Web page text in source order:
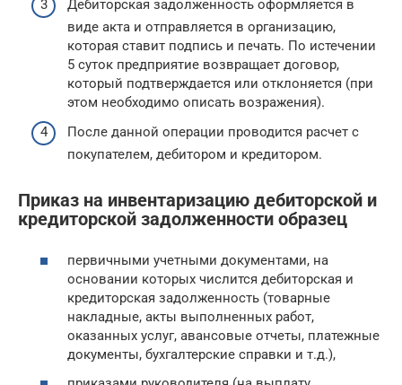
Дебиторская задолженность оформляется в
виде акта и отправляется в организацию,
которая ставит подпись и печать. По истечении
5 суток предприятие возвращает договор,
который подтверждается или отклоняется (при
этом необходимо описать возражения).
После данной операции проводится расчет с
покупателем, дебитором и кредитором.
Приказ на инвентаризацию дебиторской и
кредиторской задолженности образец
первичными учетными документами, на
основании которых числится дебиторская и
кредиторская задолженность (товарные
накладные, акты выполненных работ,
оказанных услуг, авансовые отчеты, платежные
документы, бухгалтерские справки и т.д.),